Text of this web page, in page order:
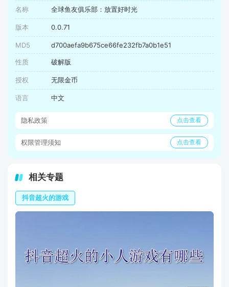
名称 全球鱼友俱乐部：放置好时光
版本 0.0.71
MD5 d700aefa9b675ce66fe232fb7a0b1e51
性质 破解版
授权 无限金币
语言 中文
隐私政策 点击查看
权限管理须知 点击查看
相关专题
抖音超火的游戏